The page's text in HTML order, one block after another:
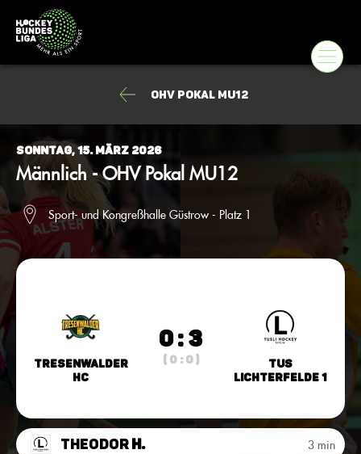
OHV Pokal MU12
Sonntag, 15. März 2026
Männlich - OHV Pokal MU12
Sport- und Kongreßhalle Güstrow - Platz 1
Tresenwalder
HC
0 : 3
( 0 : 0 )
TuS
Lichterfelde 1
TheodorH. 3 min